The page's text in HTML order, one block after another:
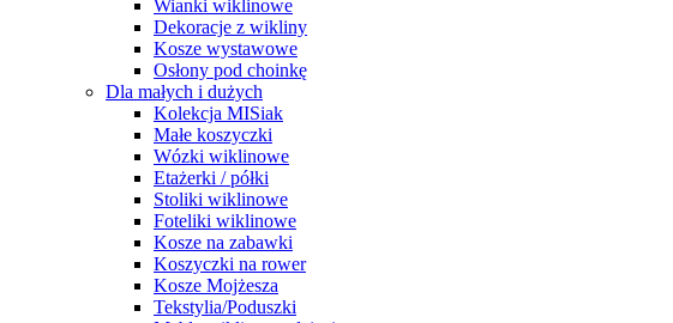
Wianki wiklinowe
Dekoracje z wikliny
Kosze wystawowe
Osłony pod choinkę
Dla małych i dużych
Kolekcja MISiak
Małe koszyczki
Wózki wiklinowe
Etażerki / półki
Stoliki wiklinowe
Foteliki wiklinowe
Kosze na zabawki
Koszyczki na rower
Kosze Mojżesza
Tekstylia/Poduszki